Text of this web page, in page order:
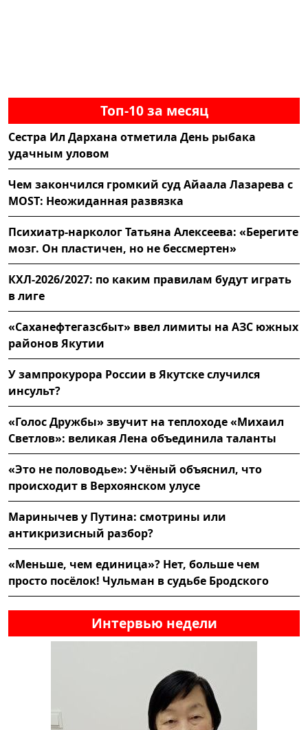
Топ-10 за месяц
Сестра Ил Дархана отметила День рыбака
удачным уловом
Чем закончился громкий суд Айаала Лазарева с
MOST: Неожиданная развязка
Психиатр-нарколог Татьяна Алексеева: «Берегите
мозг. Он пластичен, но не бессмертен»
КХЛ-2026/2027: по каким правилам будут играть
в лиге
«Саханефтегазсбыт» ввел лимиты на АЗС южных
районов Якутии
У зампрокурора России в Якутске случился
инсульт?
«Голос Дружбы» звучит на теплоходе «Михаил
Светлов»: великая Лена объединила таланты
«Это не половодье»: Учёный объяснил, что
происходит в Верхоянском улусе
Маринычев у Путина: смотрины или
антикризисный разбор?
«Меньше, чем единица»? Нет, больше чем
просто посёлок! Чульман в судьбе Бродского
Интервью недели